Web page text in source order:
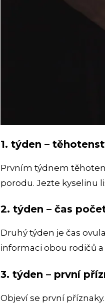
1. týden –
Prvním týdnem
porodu. Jezte kyselinu
2. týden – čas
Druhý týden je čas
informaci obou rodičů a
3. týden – první
Objeví se první